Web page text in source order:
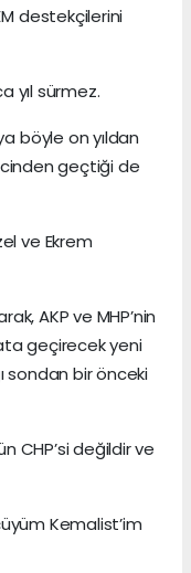
destekçilerini
yıl sürmez.
böyle on yıldan
geçtiği de
ve Ekrem
AKP ve MHP’nin
geçirecek yeni
sondan bir önceki
CHP’si değildir ve
Kemalist’im